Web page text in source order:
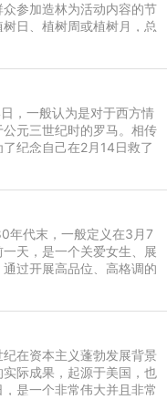
参加造林为活动内容的节
日、植树周或植树月，总
激发人们爱林、造林的感
，一般认为是对于西方情
元三世纪时的罗马。相传
纪念自己在2月14日救了
要被处死的恋人。一个月
年代末，一般定义在3月7
天，是一个关爱女生、展
过开展高品位、高格调的
身思想素质、道德修养、
在资本主义蓬勃发展背景
际成果，起源于美国，也
是一个非常伟大并且非常
女节的全称是联合国妇女